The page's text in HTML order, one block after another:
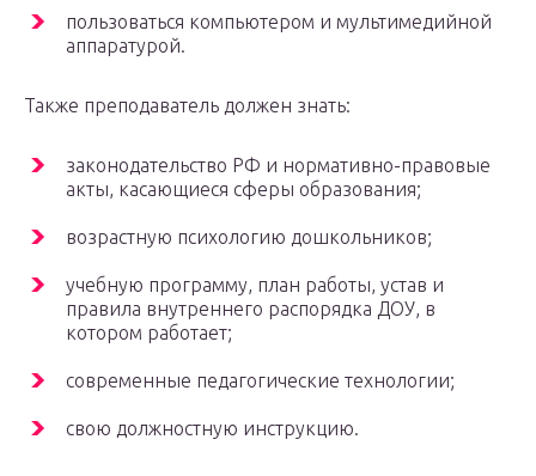
пользоваться компьютером и мультимедийной
аппаратурой.
Также преподаватель должен знать:
законодательство РФ и нормативно-правовые
акты, касающиеся сферы образования;
возрастную психологию дошкольников;
учебную программу, план работы, устав и
правила внутреннего распорядка ДОУ, в
котором работает;
современные педагогические технологии;
свою должностную инструкцию.